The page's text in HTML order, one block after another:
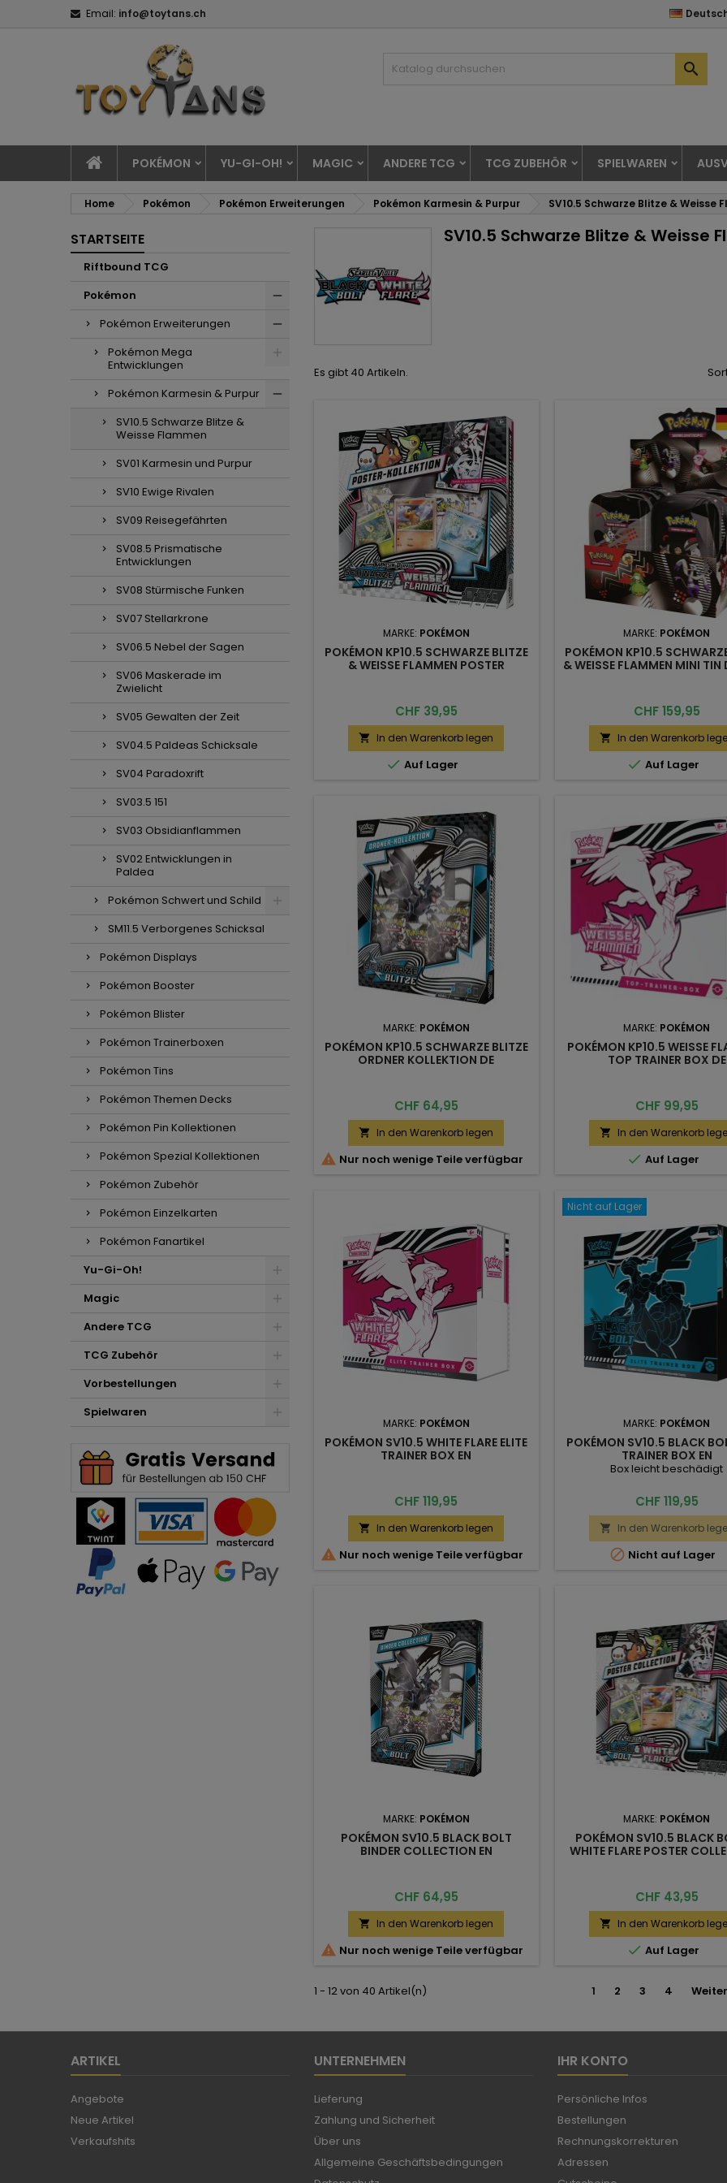
Email: info@toytans.ch

POKÉMON YU-GI-OH! MAGIC ANDERE TCG TCG ZUBEHÖR SPIELWAREN
Home Pokémon Pokémon Erweiterungen Pokémon Karmesin & Purpur SV10.5 Schwarze Blitze & Weisse
STARTSEITE
Riftbound TCG
Pokémon
Pokémon Erweiterungen
Pokémon Mega
Entwicklungen
Pokémon Karmesin & Purpur
SV10.5 Schwarze Blitze &
Weisse Flammen
SV01 Karmesin und Purpur
SV10 Ewige Rivalen
SV09 Reisegefährten
SV08.5 Prismatische
Entwicklungen
SV08 Stürmische Funken
SV07 Stellarkrone
SV06.5 Nebel der Sagen
SV06 Maskerade im
Zwielicht
SV05 Gewalten der Zeit
SV04.5 Paldeas Schicksale
SV04 Paradoxrift
SV03.5 151
SV03 Obsidianflammen
SV02 Entwicklungen in
Paldea
Pokémon Schwert und Schild
SM11.5 Verborgenes Schicksal
Pokémon Displays
Pokémon Booster
Pokémon Blister
Pokémon Trainerboxen
Pokémon Tins
Pokémon Themen Decks
Pokémon Pin Kollektionen
Pokémon Spezial Kollektionen
Pokémon Zubehör
Pokémon Einzelkarten
Pokémon Fanartikel
Yu-Gi-Oh!
Magic
Andere TCG
TCG Zubehör
Vorbestellungen
Spielwaren
SV10.5 Schwarze Blitze & Weisse
Es gibt 40 Artikeln.
MARKE: POKÉMON
POKÉMON KP10.5 SCHWARZE BLITZE
& WEISSE FLAMMEN POSTER
Preis
CHF 39,95
 In den Warenkorb legen
 Auf Lager
MARKE: POKÉMON
POKÉMON KP10.5
& WEISSE FLAMMEN MINI TIN
Preis
CHF 159,95
 In den Warenkorb
 Auf Lager
MARKE: POKÉMON
POKÉMON KP10.5 SCHWARZE BLITZE
ORDNER KOLLEKTION DE
Preis
CHF 64,95
 In den Warenkorb legen
 Nur noch wenige Teile verfügbar
MARKE: POKÉMON
POKÉMON KP10.5 WEISSE
TOP TRAINER BOX DE
Preis
CHF 99,95
 In den Warenkorb
 Auf Lager
MARKE: POKÉMON
POKÉMON SV10.5 WHITE FLARE ELITE
TRAINER BOX EN
Preis
CHF 119,95
 In den Warenkorb legen
 Nur noch wenige Teile verfügbar
Nicht auf Lager
MARKE: POKÉMON
POKÉMON SV10.5 BLACK
TRAINER BOX EN
Box leicht beschädigt
Preis
CHF 119,95
 In den Warenkorb
 Nicht auf Lager
MARKE: POKÉMON
POKÉMON SV10.5 BLACK BOLT
BINDER COLLECTION EN
Preis
CHF 64,95
 In den Warenkorb legen
 Nur noch wenige Teile verfügbar
MARKE: POKÉMON
POKÉMON SV10.5 BLACK
WHITE FLARE POSTER
Preis
CHF 43,95
 In den Warenkorb
 Auf Lager
1 - 12 von 40 Artikel(n) 1 2 3 4 Weiter
ARTIKEL
Angebote
Neue Artikel
Verkaufshits
UNTERNEHMEN
Lieferung
Zahlung und Sicherheit
Über uns
Allgemeine Geschäftsbedingungen
IHR KONTO
Persönliche Infos
Bestellungen
Rechnungskorrekturen
Adressen